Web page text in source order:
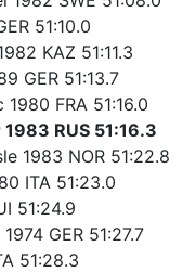
51:10.0
KAZ 51:11.3
GER 51:13.7
FRA 51:16.0
RUS 51:16.3
1983 NOR 51:22.8
ITA 51:23.0
51:24.9
GER 51:27.7
51:28.3